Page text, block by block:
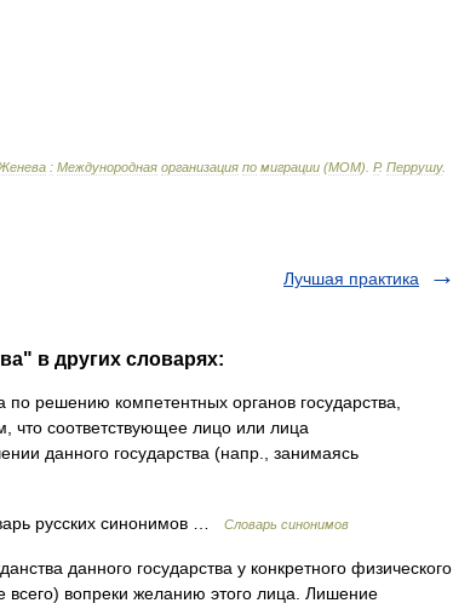
: Междунородная организация по миграции (МОМ) Р. Перрушу.
Лучшая практика
в других словарях:
по решению компетентных органов государства,
что соответствующее лицо или лица
данного государства (напр., занимаясь
русских синонимов … Словарь синонимов
данного государства у конкретного физического
вопреки желанию этого лица. Лишение